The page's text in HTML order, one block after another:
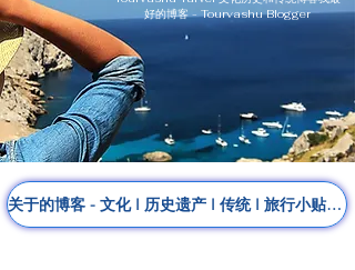
好的博客 - Tourvashu Blogger
关于的博客 - 文化 I 历史遗产 I 传统 I 旅行小贴士 I